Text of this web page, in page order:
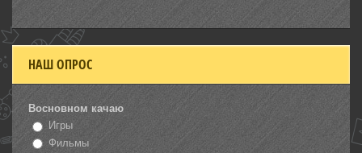
НАШ ОПРОС
Восновном качаю
Игры
Фильмы